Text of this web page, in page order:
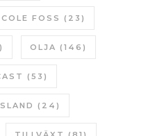
FOSS (23)
OLJA (146)
(53)
(24)